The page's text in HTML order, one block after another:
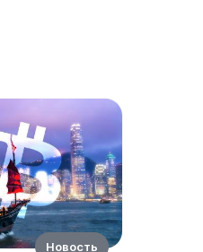
Новость